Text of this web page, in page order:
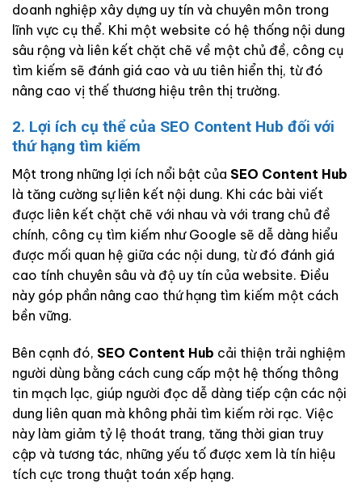
doanh nghiệp xây dựng uy tín và chuyên môn trong
lĩnh vực cụ thể. Khi một website có hệ thống nội dung
sâu rộng và liên kết chặt chẽ về một chủ đề, công cụ
tìm kiếm sẽ đánh giá cao và ưu tiên hiển thị, từ đó
nâng cao vị thế thương hiệu trên thị trường.
2. Lợi ích cụ thể của SEO Content Hub đối với
thứ hạng tìm kiếm
Một trong những lợi ích nổi bật của SEO Content Hub
là tăng cường sự liên kết nội dung. Khi các bài viết
được liên kết chặt chẽ với nhau và với trang chủ đề
chính, công cụ tìm kiếm như Google sẽ dễ dàng hiểu
được mối quan hệ giữa các nội dung, từ đó đánh giá
cao tính chuyên sâu và độ uy tín của website. Điều
này góp phần nâng cao thứ hạng tìm kiếm một cách
bền vững.
Bên cạnh đó, SEO Content Hub cải thiện trải nghiệm
người dùng bằng cách cung cấp một hệ thống thông
tin mạch lạc, giúp người đọc dễ dàng tiếp cận các nội
dung liên quan mà không phải tìm kiếm rời rạc. Việc
này làm giảm tỷ lệ thoát trang, tăng thời gian truy
cập và tương tác, những yếu tố được xem là tín hiệu
tích cực trong thuật toán xếp hạng.